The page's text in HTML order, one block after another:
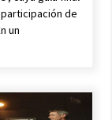
de
un